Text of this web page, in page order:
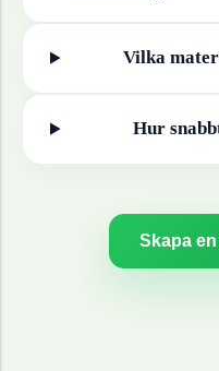
Vilka
Hur
Skapa